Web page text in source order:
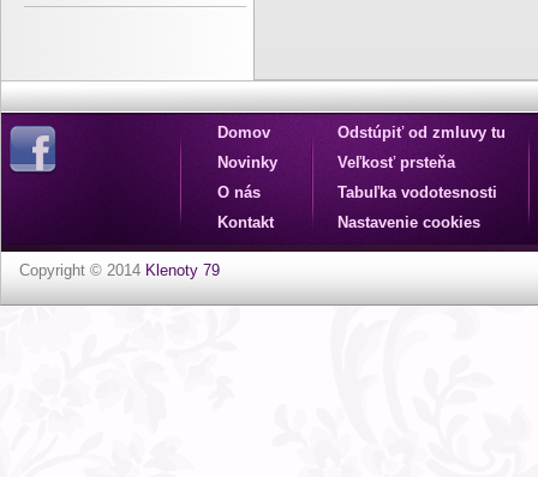
Domov
Novinky
O nás
Kontakt
Odstúpiť od zmluvy tu
Veľkosť prsteňa
Tabuľka vodotesnosti
Nastavenie cookies
Copyright © 2014 Klenoty 79